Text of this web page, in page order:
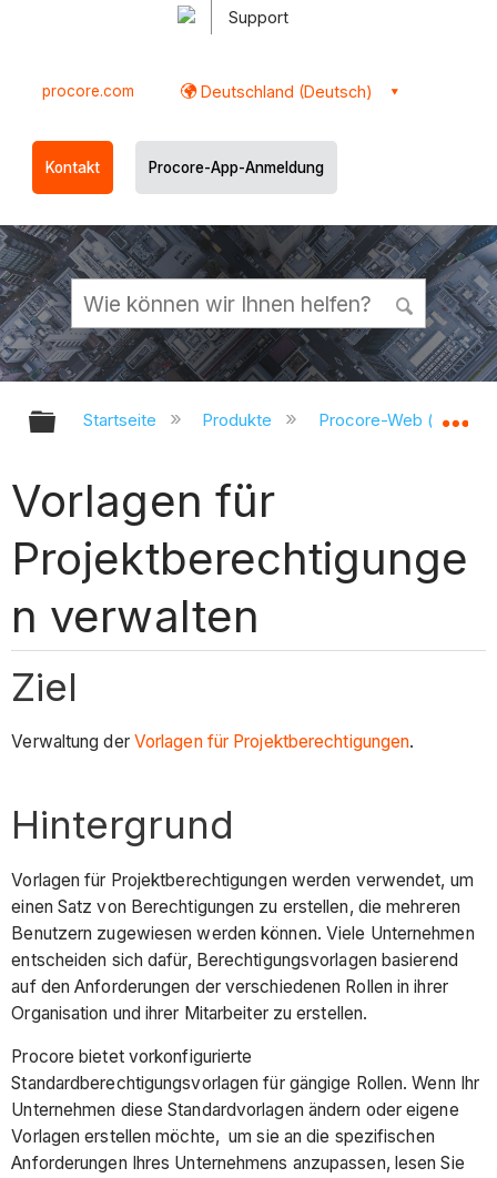
Support
procore.com Deutschland (Deutsch)
Kontakt Procore-App-Anmeldung
Globale Hierarchie auf- und
Startseite Produkte Procore-Web
Vorlagen für
Projektberechtigunge
n verwalten
Ziel
Verwaltung der Vorlagen für Projektberechtigungen.
Hintergrund
Vorlagen für Projektberechtigungen werden verwendet, um
einen Satz von Berechtigungen zu erstellen, die mehreren
Benutzern zugewiesen werden können. Viele Unternehmen
entscheiden sich dafür, Berechtigungsvorlagen basierend
auf den Anforderungen der verschiedenen Rollen in ihrer
Organisation und ihrer Mitarbeiter zu erstellen.
Procore bietet vorkonfigurierte
Standardberechtigungsvorlagen für gängige Rollen. Wenn Ihr
Unternehmen diese Standardvorlagen ändern oder eigene
Vorlagen erstellen möchte, um sie an die spezifischen
Anforderungen Ihres Unternehmens anzupassen, lesen Sie